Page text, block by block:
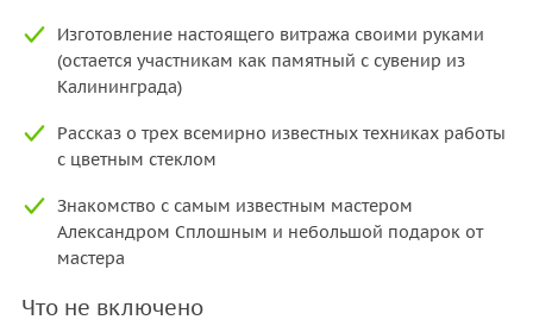
Изготовление настоящего витража своими руками
(остается участникам как памятный с сувенир из
Калининграда)
Рассказ о трех всемирно известных техниках работы
с цветным стеклом
Знакомство с самым известным мастером
Александром Сплошным и небольшой подарок от
мастера
Что не включено